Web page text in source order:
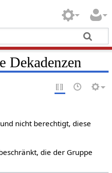
Dekadenzen
nicht berechtigt, diese
die der Gruppe